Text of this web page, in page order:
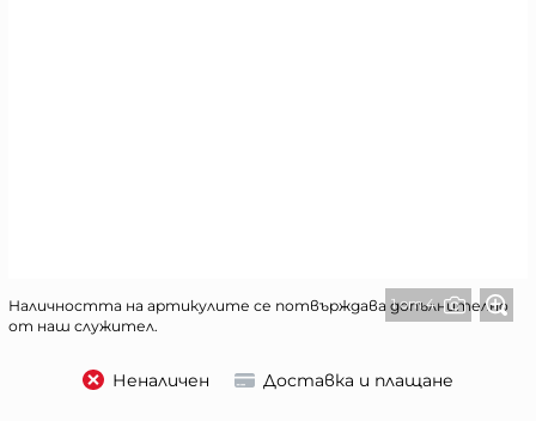
1 от 4
Наличността на артикулите се потвърждава допълнително
от наш служител.
Неналичен Доставка и плащане